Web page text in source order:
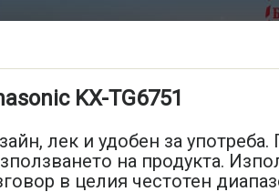
KX-TG6751
лек и удобен за
на продукта.
в целия честотен